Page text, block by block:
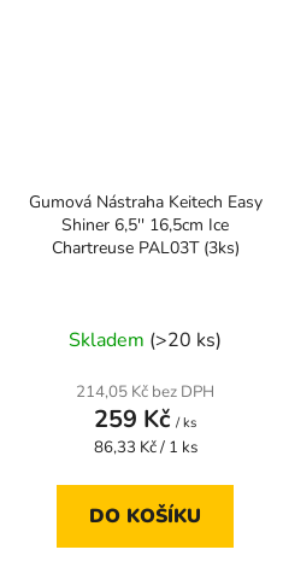
Gumová Nástraha Keitech Easy
Shiner 6,5'' 16,5cm Ice
Chartreuse PAL03T (3ks)
Skladem (>20 ks)
214,05 Kč bez DPH
259 Kč / ks
Měrná
86,33 Kč / 1 ks
DO KOŠÍKU